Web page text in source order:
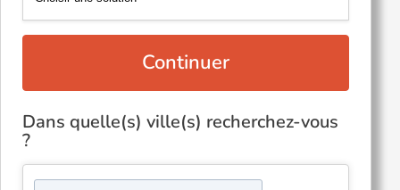
Continuer
Dans quelle(s) ville(s) recherchez-vous
?